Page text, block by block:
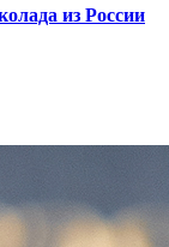
из России